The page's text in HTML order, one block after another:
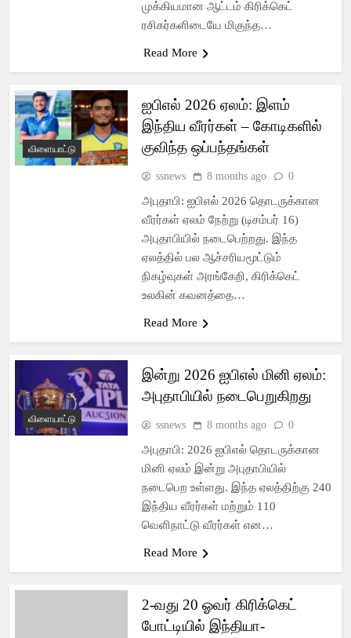
முக்கியமான ஆட்டம் கிரிக்கெட்
ரசிகர்களிடையே மிகுந்த…
Read More
விளையாட்டு
ஐபிஎல் 2026 ஏலம்: இளம்
இந்திய வீரர்கள் – கோடிகளில்
குவிந்த ஒப்பந்தங்கள்
ssnews 8 months ago 0
அபுதாபி: ஐபிஎல் 2026 தொடருக்கான
வீரர்கள் ஏலம் நேற்று (டிசம்பர் 16)
அபுதாபியில் நடைபெற்றது. இந்த
ஏலத்தில் பல ஆச்சரியமூட்டும்
நிகழ்வுகள் அரங்கேறி, கிரிக்கெட்
உலகின் கவனத்தை…
Read More
விளையாட்டு
இன்று 2026 ஐபிஎல் மினி ஏலம்:
அபுதாபியில் நடைபெறுகிறது
ssnews 8 months ago 0
அபுதாபி: 2026 ஐபிஎல் தொடருக்கான
மினி ஏலம் இன்று அபுதாபியில்
நடைபெற உள்ளது. இந்த ஏலத்திற்கு 240
இந்திய வீரர்கள் மற்றும் 110
வெளிநாட்டு வீரர்கள் என…
Read More
2-வது 20 ஓவர் கிரிக்கெட்
போட்டியில் இந்தியா-